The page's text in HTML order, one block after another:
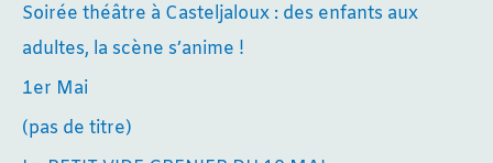
Soirée théâtre à Casteljaloux : des enfants aux
adultes, la scène s’anime !
1er Mai
(pas de titre)